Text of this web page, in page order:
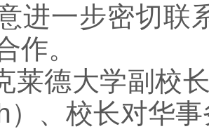
进一步密切联
作。
莱德大学副校
）、校长对华